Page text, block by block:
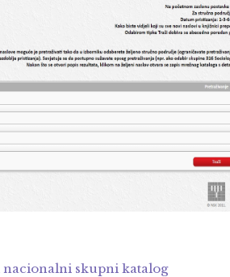
nacionalni skupni katalog